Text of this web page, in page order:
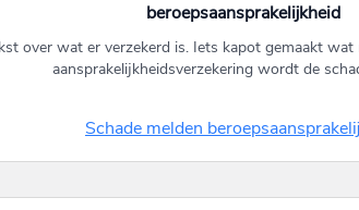
beroepsaansprakelijkheid
over wat er verzekerd is. Iets kapot gemaakt wat
aansprakelijkheidsverzekering wordt de
Schade melden